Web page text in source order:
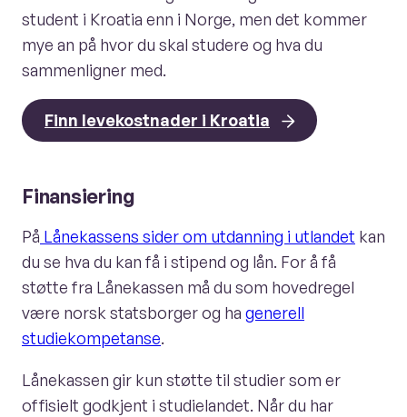
student i Kroatia enn i Norge, men det kommer
mye an på hvor du skal studere og hva du
sammenligner med.
Finn levekostnader i Kroatia
Finansiering
På Lånekassens sider om utdanning i utlandet kan
du se hva du kan få i stipend og lån. For å få
støtte fra Lånekassen må du som hovedregel
være norsk statsborger og ha generell
studiekompetanse.
Lånekassen gir kun støtte til studier som er
offisielt godkjent i studielandet. Når du har